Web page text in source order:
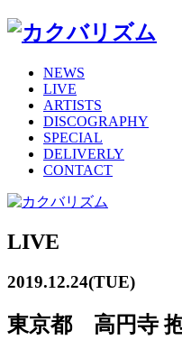
NEWS
LIVE
ARTISTS
DISCOGRAPHY
SPECIAL
DELIVERLY
CONTACT
LIVE
2019.12.24(TUE)
東京都 高円寺